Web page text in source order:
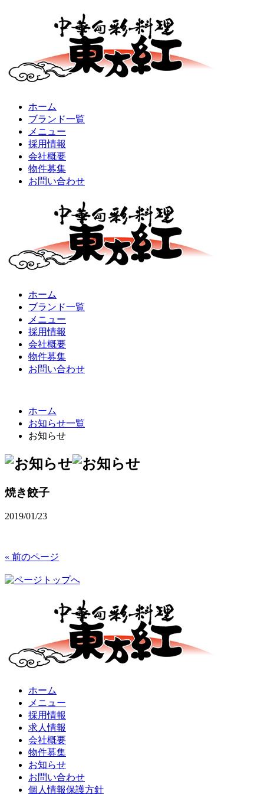
ホーム
ブランド一覧
メニュー
採用情報
会社概要
物件募集
お問い合わせ
ホーム
ブランド一覧
メニュー
採用情報
会社概要
物件募集
お問い合わせ
ホーム
お知らせ一覧
お知らせ
焼き餃子
2019/01/23
« 前のページ
ホーム
メニュー
採用情報
求人情報
会社概要
物件募集
お知らせ
お問い合わせ
個人情報保護方針